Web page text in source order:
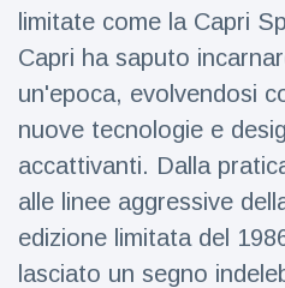
limitate come la Capri
Capri ha saputo
un'epoca, evolvendosi
nuove tecnologie e
accattivanti. Dalla
alle linee aggressive
edizione limitata del
lasciato un segno